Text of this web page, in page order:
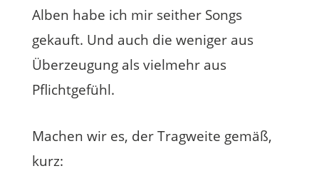
Alben habe ich mir seither Songs
gekauft. Und auch die weniger aus
Überzeugung als vielmehr aus
Pflichtgefühl.
Machen wir es, der Tragweite gemäß,
kurz: